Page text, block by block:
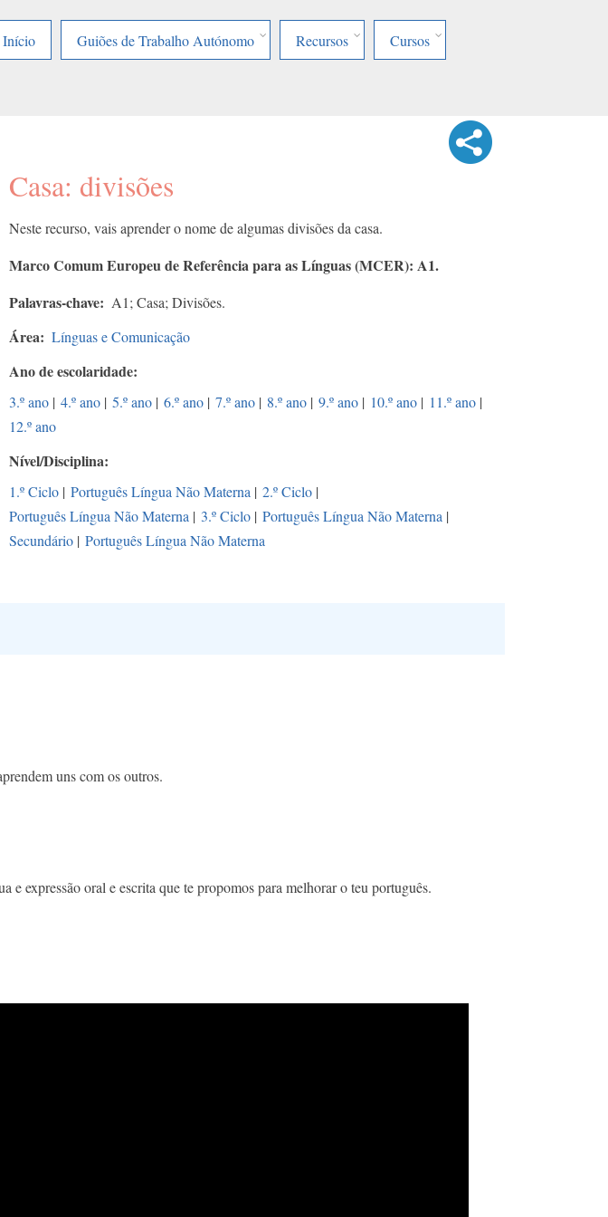
Início
Guiões de Trabalho Autónomo Recursos Cursos
Casa: divisões
Neste recurso, vais aprender o nome de algumas divisões da casa.
Marco Comum Europeu de Referência para as Línguas (MCER): A1.
Palavras-chave
A1; Casa; Divisões.
Área Línguas e Comunicação
Ano de escolaridade
3.º ano | 4.º ano | 5.º ano | 6.º ano | 7.º ano | 8.º ano | 9.º ano | 10.º ano | 11.º ano |
12.º ano
Nível/Disciplina
1.º Ciclo | Português Língua Não Materna | 2.º Ciclo |
Português Língua Não Materna | 3.º Ciclo | Português Língua Não Materna |
Secundário | Português Língua Não Materna
uns com os outros.
expressão oral e escrita que te propomos para melhorar o teu português.